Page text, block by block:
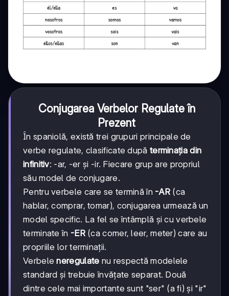
Conjugarea Verbelor Regulate în
Prezent
În spaniolă, există trei grupuri principale de
verbe regulate, clasificate după terminația din
infinitiv: -ar, -er și -ir. Fiecare grup are propriul
său model de conjugare.
Pentru verbele care se termină în -AR (ca
hablar, comprar, tomar), conjugarea urmează un
model specific. La fel se întâmplă și cu verbele
terminate în -ER(ca comer, leer, meter) care au
propriile lor terminații.
Verbeleneregulate nu respectă modelele
standard și trebuie învățate separat. Două
dintre cele mai importante sunt "ser" (a fi) și "ir"